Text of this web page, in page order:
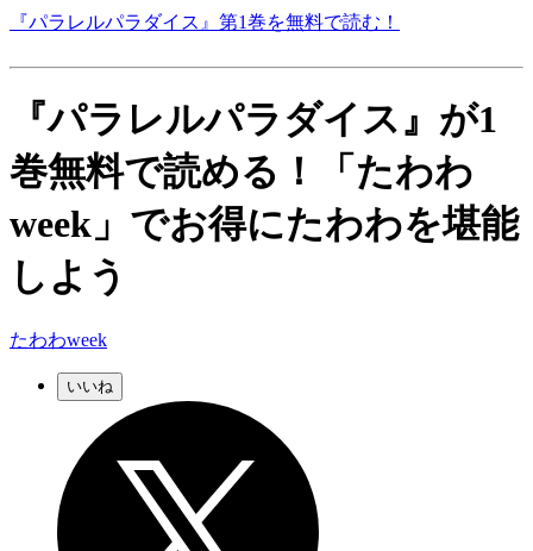
『パラレルパラダイス』第1巻を無料で読む！
『パラレルパラダイス』が1
巻無料で読める！「たわわ
week」でお得にたわわを堪能
しよう
たわわweek
いいね